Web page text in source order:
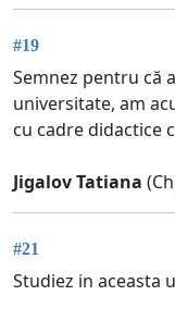
#19
Semnez pentru că
universitate, am
cu cadre didactice
Jigalov Tatiana
#21
Studiez in aceasta